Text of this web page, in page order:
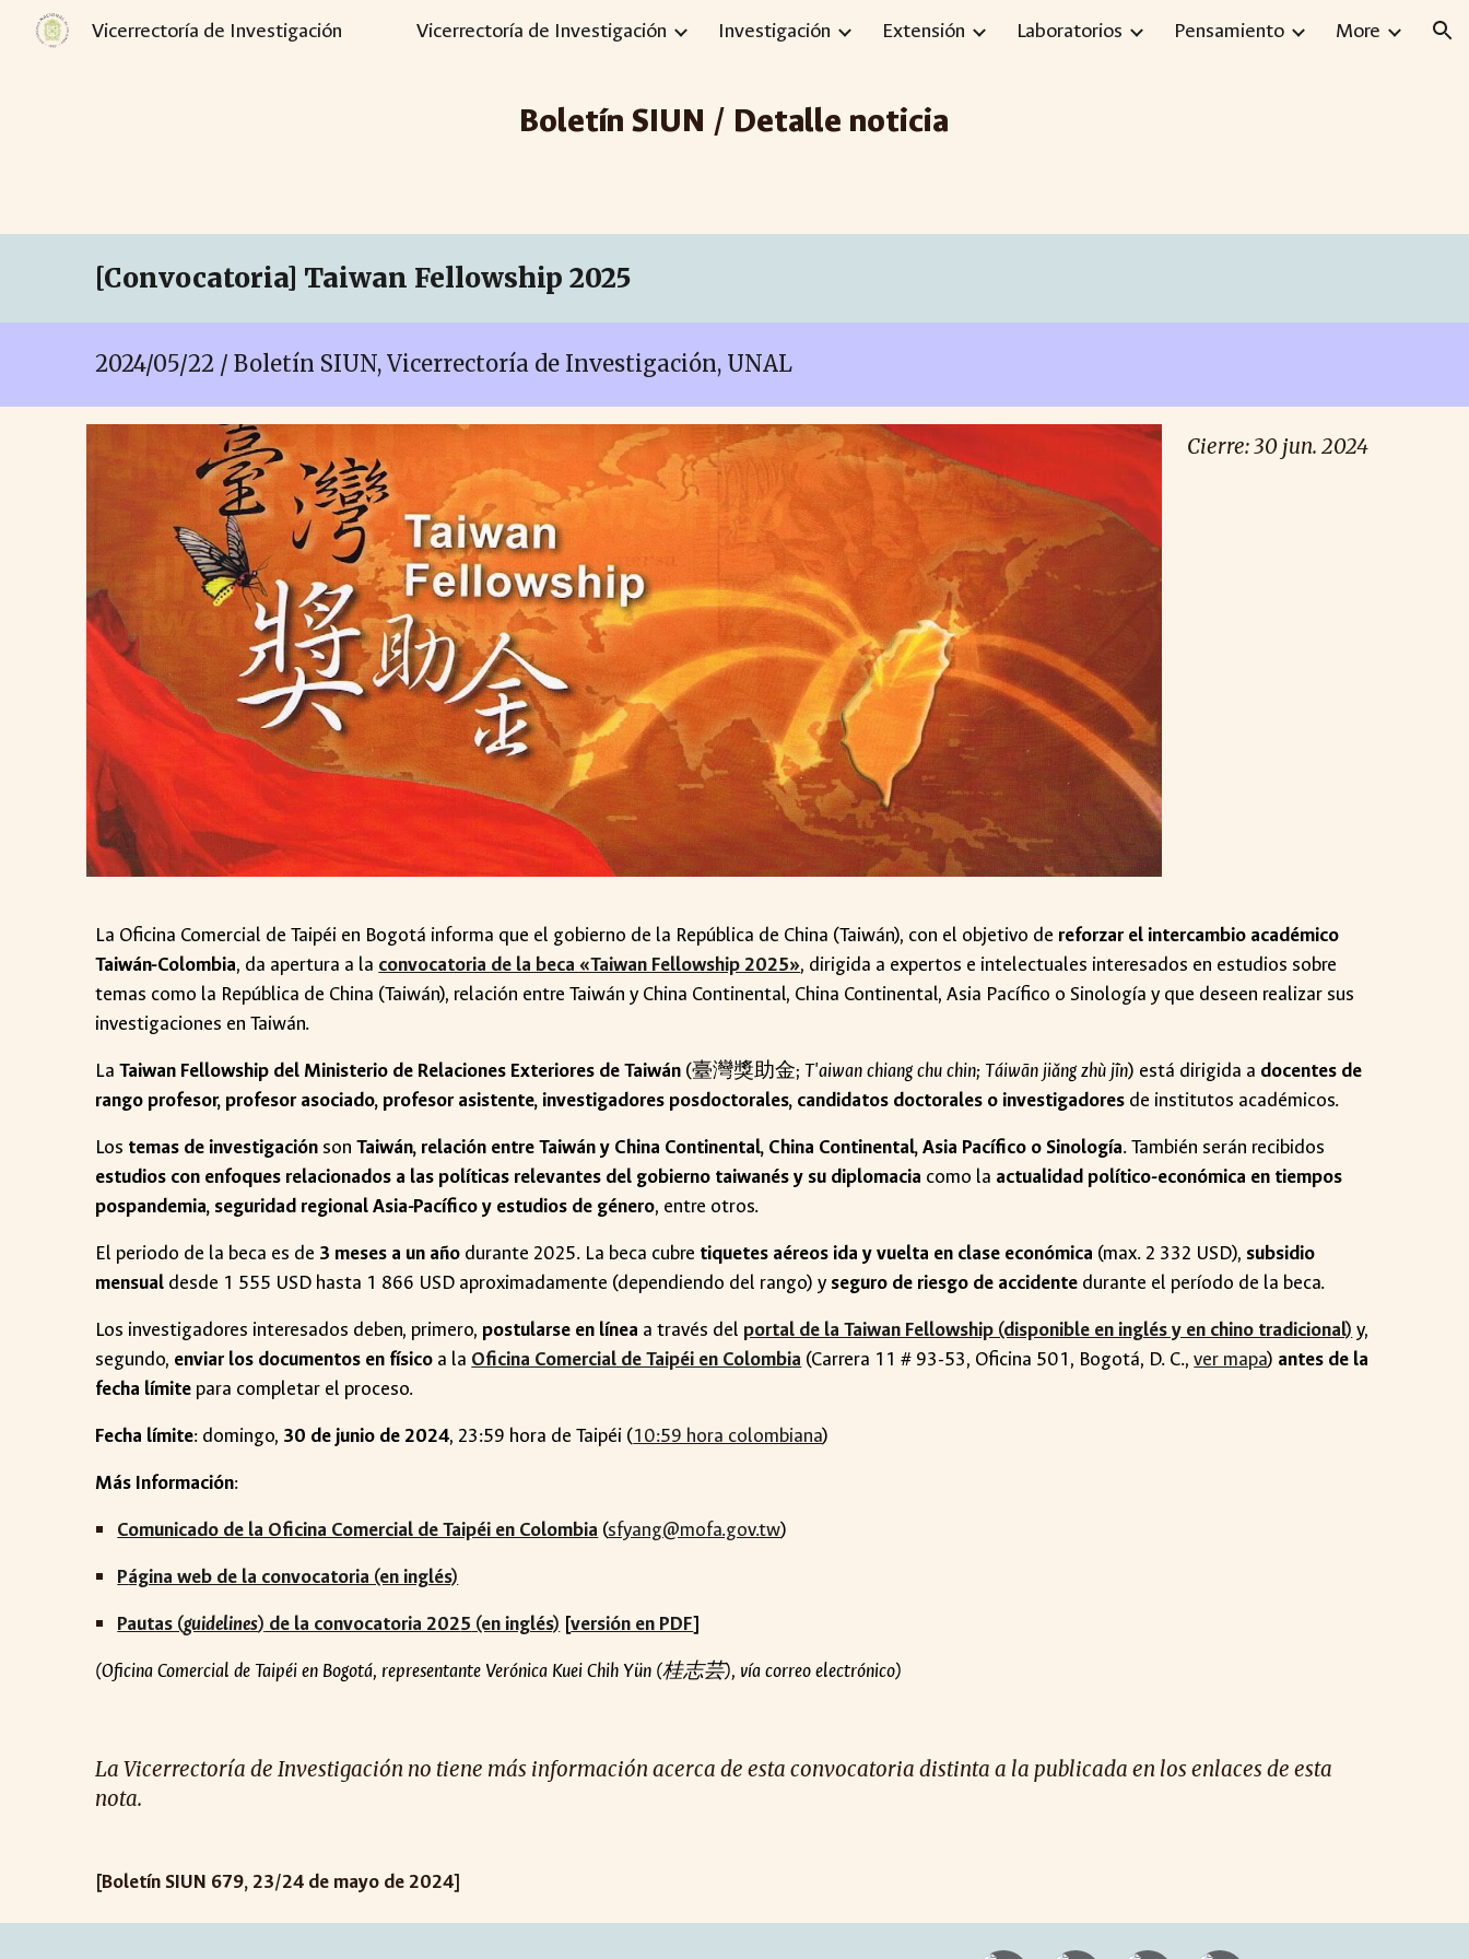
Skip to main content Skip to navigation
Vicerrectoría de Investigación Vicerrectoría de Investigación Investigación Extensión Laboratorios Pensamiento More
Boletín SIUN / Detalle noticia
[Convocatoria] Taiwan Fellowship 2025
2024/05/22 / Boletín SIUN, Vicerrectoría de Investigación, UNAL
Cierre:30 jun. 2024
La Oficina Comercial de Taipéi en Bogotá informa que el gobierno de la República de China (Taiwán), con el objetivo de reforzar el intercambio académico
Taiwán-Colombia, da apertura a la convocatoria de la beca «Taiwan Fellowship 2025», dirigida a expertos e intelectuales interesados en estudios sobre
temas como la República de China (Taiwán), relación entre Taiwán y China Continental, China Continental, Asia Pacífico o Sinología y que deseen realizar sus
investigaciones en Taiwán.
LaTaiwan Fellowship del Ministerio de Relaciones Exteriores de Taiwán (臺灣獎助金;T'aiwan chiang chu chin;Táiwān jiǎng zhù jīn) está dirigida a docentes de
rango profesor, profesor asociado, profesor asistente, investigadores posdoctorales, candidatos doctorales o investigadores de institutos académicos.
Los temas de investigación sonTaiwán, relación entre Taiwán y China Continental, China Continental, Asia Pacífico o Sinología. También serán recibidos
estudios con enfoques relacionados a las políticas relevantes del gobierno taiwanés y su diplomacia como la actualidad político-económica en tiempos
pospandemia, seguridad regional Asia-Pacífico y estudios de género, entre otros.
El periodo de la beca es de 3 meses a un año durante 2025. La beca cubre tiquetes aéreos ida y vuelta en clase económica (max. 2 332 USD), subsidio
mensual desde 1 555 USD hasta 1 866 USD aproximadamente (dependiendo del rango) y seguro de riesgo de accidente durante el período de la beca.
Los investigadores interesados deben, primero, postularse en línea a través del portal de la Taiwan Fellowship (disponible en inglés y en chino tradicional) y,
segundo, enviar los documentos en físico a la Oficina Comercial de Taipéi en Colombia (Carrera 11 # 93-53, Oficina 501, Bogotá, D. C.,ver mapa) antes de la
fecha límite para completar el proceso.
Fecha límite: domingo, 30 de junio de 2024, 23:59 hora de Taipéi (10:59 hora colombiana)
Más Información:
Comunicado de la Oficina Comercial de Taipéi en Colombia (sfyang@mofa.gov.tw)
Página web de la convocatoria (en inglés)
Pautas (guidelines) de la convocatoria 2025 (en inglés) [versión en PDF]
(Oficina Comercial de Taipéi en Bogotá, representante Verónica Kuei Chih Yün (桂志芸), vía correo electrónico)
La Vicerrectoría de Investigación no tiene más información acerca de esta convocatoria distinta a la publicada en los enlaces de esta
nota.
[Boletín SIUN 679, 23/24 de mayo de 2024]